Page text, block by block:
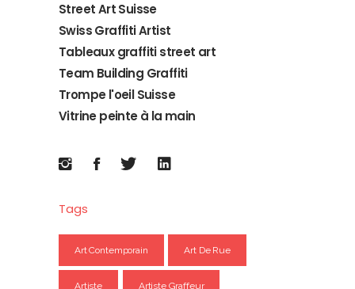
Street Art Suisse
Swiss Graffiti Artist
Tableaux graffiti street art
Team Building Graffiti
Trompe l'oeil Suisse
Vitrine peinte à la main
Tags
Art Contemporain Art De Rue
Artiste Artiste Graffeur